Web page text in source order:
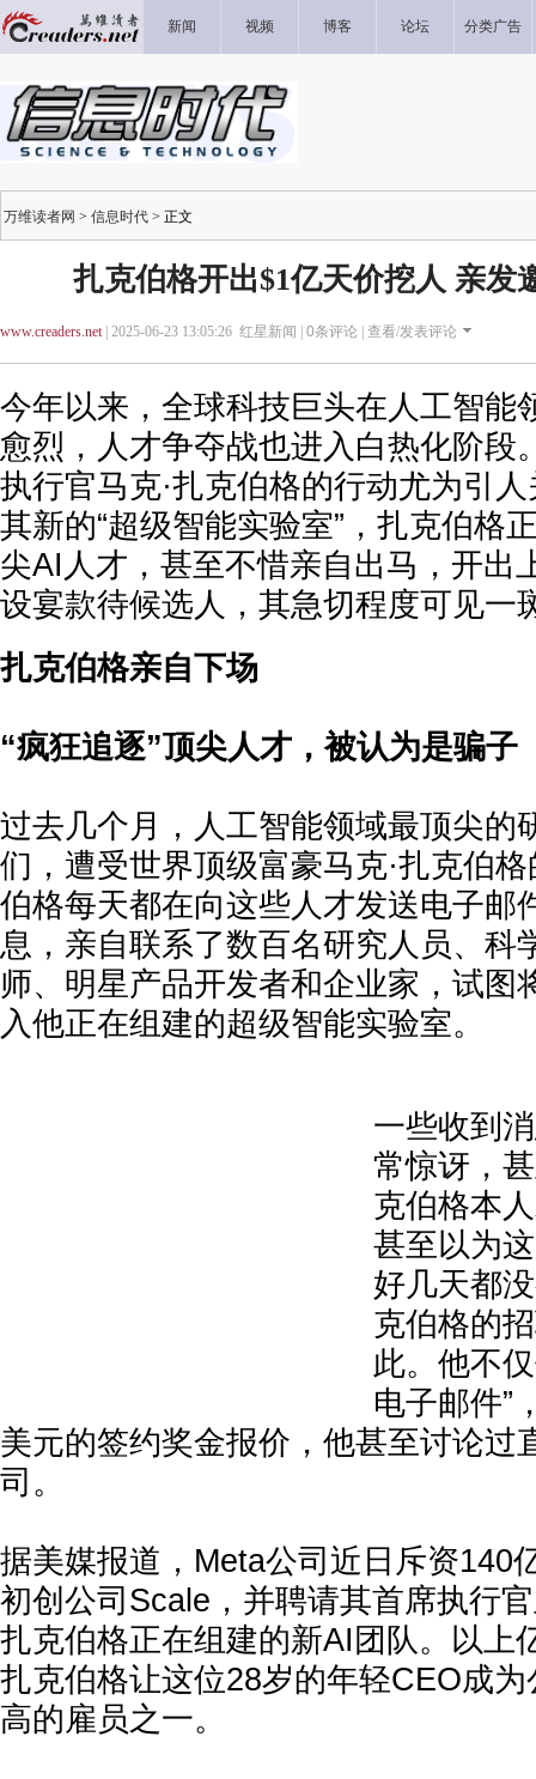
新闻 视频 博客 论坛 分类广告
万维读者网 > 信息时代 > 正文
扎克伯格开出$1亿天价挖人 亲发
www.creaders.net| 2025-06-23 13:05:26 红星新闻 | 0条评论 | 查看/发表评论
今年以来，全球科技巨头在人工智能
愈烈，人才争夺战也进入白热化阶段
执行官马克·扎克伯格的行动尤为引
其新的“超级智能实验室”，扎克伯格
尖AI人才，甚至不惜亲自出马，开出
设宴款待候选人，其急切程度可见一
扎克伯格亲自下场
“疯狂追逐”顶尖人才，被认为是骗子
过去几个月，人工智能领域最顶尖的
们，遭受世界顶级富豪马克·扎克伯格
伯格每天都在向这些人才发送电子邮
息，亲自联系了数百名研究人员、科
师、明星产品开发者和企业家，试图
入他正在组建的超级智能实验室。
一些收到
常惊讶，
克伯格本
甚至以为
好几天都
克伯格的
此。他不
电子邮件”
美元的签约奖金报价，他甚至讨论过
司。
据美媒报道，Meta公司近日斥资140
初创公司Scale，并聘请其首席执行
扎克伯格正在组建的新AI团队。以上
扎克伯格让这位28岁的年轻CEO成
高的雇员之一。